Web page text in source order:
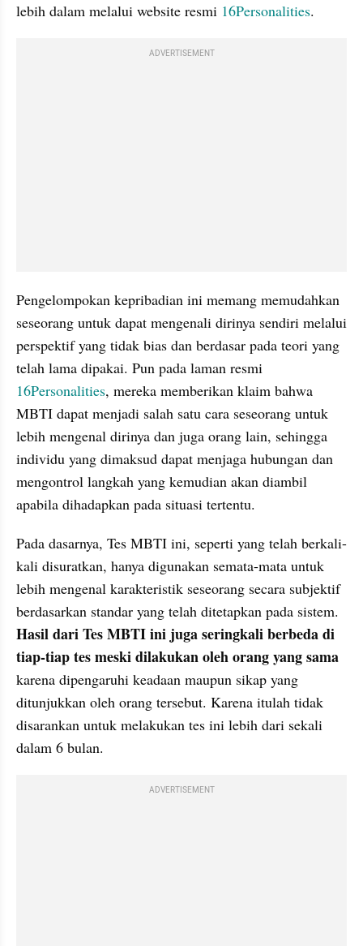
lebih dalam melalui website resmi 16Personalities.
ADVERTISEMENT
Pengelompokan kepribadian ini memang memudahkan
seseorang untuk dapat mengenali dirinya sendiri melalui
perspektif yang tidak bias dan berdasar pada teori yang
16Personalities, mereka memberikan klaim bahwa
MBTI dapat menjadi salah satu cara seseorang untuk
lebih mengenal dirinya dan juga orang lain, sehingga
individu yang dimaksud dapat menjaga hubungan dan
mengontrol langkah yang kemudian akan diambil
apabila dihadapkan pada situasi tertentu.
Pada dasarnya, Tes MBTI ini, seperti yang telah berkali-
kali disuratkan, hanya digunakan semata-mata untuk
lebih mengenal karakteristik seseorang secara subjektif
Hasil dari Tes MBTI ini juga seringkali berbeda di
tiap-tiap tes meski dilakukan oleh orang yang sama
karena dipengaruhi keadaan maupun sikap yang
ditunjukkan oleh orang tersebut. Karena itulah tidak
disarankan untuk melakukan tes ini lebih dari sekali
dalam 6 bulan.
ADVERTISEMENT